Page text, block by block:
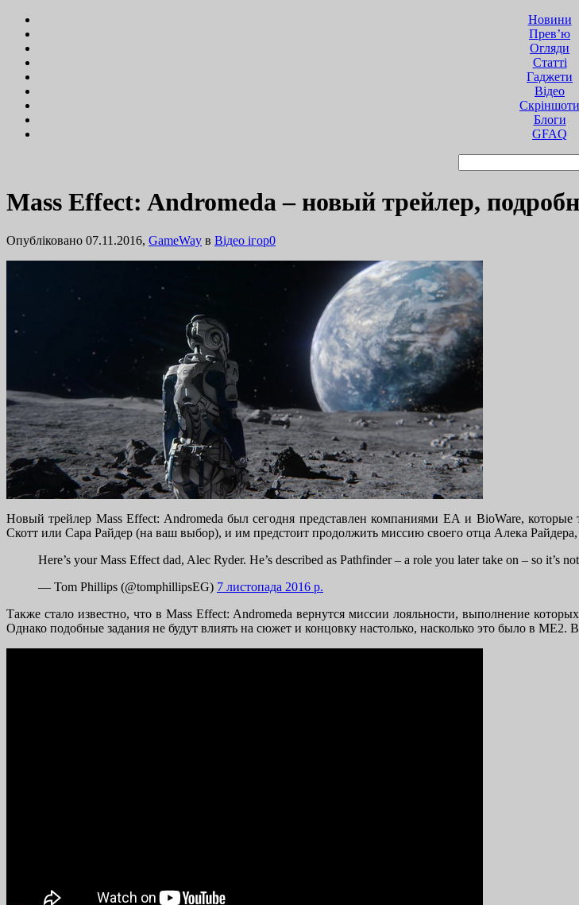
Новини
Прев’ю
Огляди
Статті
Гаджети
Відео
Cкріншоти
Блоги
GFAQ
Mass Effect: Andromeda – новый трейлер,
Опубліковано 07.11.2016, GameWay в Відео ігор0
Новый трейлер Mass Effect: Andromeda был сегодня представлен компаниями ЕА и BioWare,
Скотт или Сара Райдер (на ваш выбор), и им предстоит продолжить миссию своего отца Алека
Here’s your Mass Effect dad, Alec Ryder. He’s described as Pathfinder – a role you later take on – so it’s
— Tom Phillips (@tomphillipsEG) 7 листопада 2016 р.
Также стало известно, что в Mass Effect: Andromeda вернутся миссии лояльности, выполнение
Однако подобные задания не будут влиять на сюжет и концовку настолько, насколько это было в